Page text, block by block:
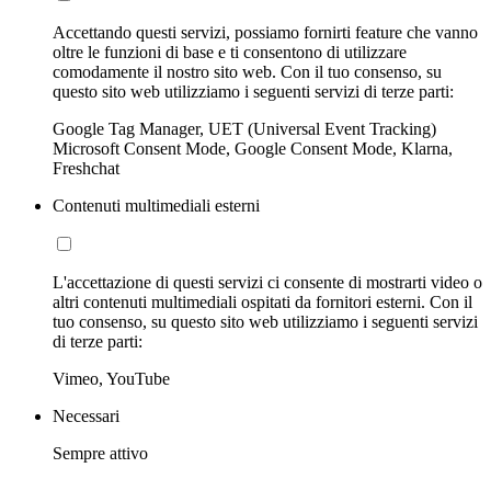
Accettando questi servizi, possiamo fornirti feature che vanno
oltre le funzioni di base e ti consentono di utilizzare
comodamente il nostro sito web. Con il tuo consenso, su
questo sito web utilizziamo i seguenti servizi di terze parti:
Google Tag Manager, UET (Universal Event Tracking)
Microsoft Consent Mode, Google Consent Mode, Klarna,
Freshchat
Contenuti multimediali esterni
L'accettazione di questi servizi ci consente di mostrarti video o
altri contenuti multimediali ospitati da fornitori esterni. Con il
tuo consenso, su questo sito web utilizziamo i seguenti servizi
di terze parti:
Vimeo, YouTube
Necessari
Sempre attivo